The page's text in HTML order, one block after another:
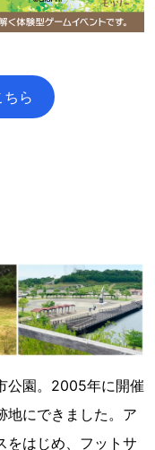
ら
公園。2005年に開催
地にできました。ア
をはじめ、フットサ